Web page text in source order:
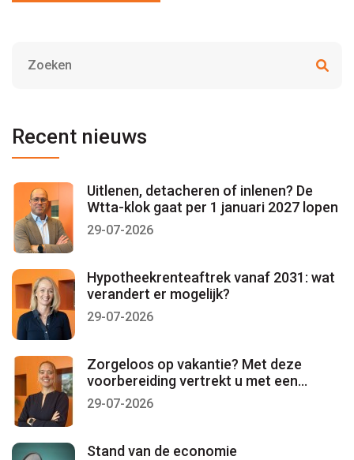
Recent nieuws
Uitlenen, detacheren of inlenen? De
Wtta-klok gaat per 1 januari 2027 lopen
29-07-2026
Hypotheekrenteaftrek vanaf 2031: wat
verandert er mogelijk?
29-07-2026
Zorgeloos op vakantie? Met deze
voorbereiding vertrekt u met een
gerust gevoel
29-07-2026
Stand van de economie